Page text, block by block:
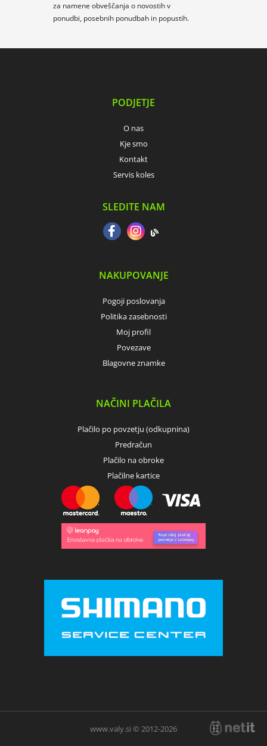
za namene obveščanja o novostih v
ponudbi, posebnih ponudbah in popustih.
PODJETJE
O nas
Kje smo
Kontakt
Servis koles
SLEDITE NAM
NAKUPOVANJE
Pogoji poslovanja
Politika zasebnosti
Moj profil
Povezave
Blagovne znamke
NAČINI PLAČILA
Plačilo po povzetju (odkupnina)
Predračun
Plačilo na obroke
Plačilne kartice
www.valy.si © 2012-2026